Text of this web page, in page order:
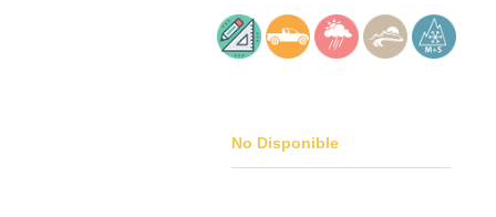
No Disponible